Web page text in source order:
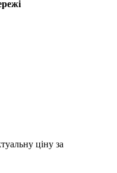
ціну за